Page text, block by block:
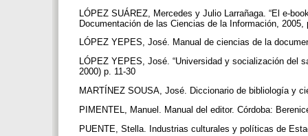
LÓPEZ SUÁREZ, Mercedes y Julio Larrañaga. “El e-
Documentación de las Ciencias de la Información,
LÓPEZ YEPES, José. Manual de ciencias de la
LÓPEZ YEPES, José. “Universidad y socialización del
2000) p. 11-30
MARTÍNEZ SOUSA, José. Diccionario de bibliología y
PIMENTEL, Manuel. Manual del editor. Córdoba:
PUENTE, Stella. Industrias culturales y políticas de